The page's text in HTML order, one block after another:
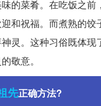
的菜肴。在吃饭之前
和祝福。而煮熟的饺
灵。这种习俗既体现
敬意。
先正确方法?